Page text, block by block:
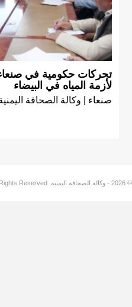
تحركات حكومية في
لأزمة المياه في البيضاء
صنعاء | وكالة الصحافة
© 2026 - وكالة الصحافة اليمنية. All Rights Reserved.